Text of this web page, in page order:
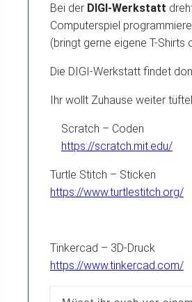
Bei der DIGI-Werkstatt
Computerspiel
(bringt gerne eigene T-
Die DIGI-Werkstatt findet
Ihr wollt Zuhause weiter
Scratch – Coden
https://scratch.mit.edu/
Turtle Stitch – Sticken
https://www.turtlestitch.org/
Tinkercad – 3D-Druck
https://www.tinkercad.com/